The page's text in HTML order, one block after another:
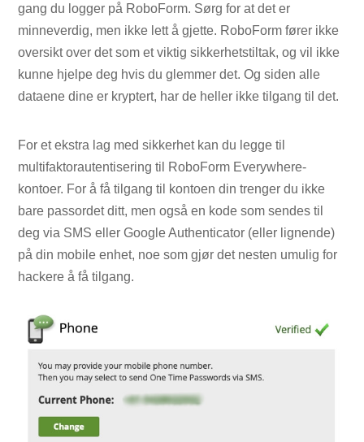
gang du logger på RoboForm. Sørg for at det er
minneverdig, men ikke lett å gjette. RoboForm fører ikke
oversikt over det som et viktig sikkerhetstiltak, og vil ikke
kunne hjelpe deg hvis du glemmer det. Og siden alle
dataene dine er kryptert, har de heller ikke tilgang til det.
For et ekstra lag med sikkerhet kan du legge til
multifaktorautentisering til RoboForm Everywhere-
kontoer. For å få tilgang til kontoen din trenger du ikke
bare passordet ditt, men også en kode som sendes til
deg via SMS eller Google Authenticator (eller lignende)
på din mobile enhet, noe som gjør det nesten umulig for
hackere å få tilgang.